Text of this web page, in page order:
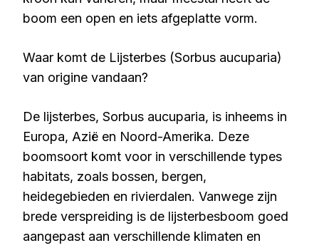
boom een open en iets afgeplatte vorm.
Waar komt de Lijsterbes (Sorbus aucuparia)
van origine vandaan?
De lijsterbes, Sorbus aucuparia, is inheems in
Europa, Azië en Noord-Amerika. Deze
boomsoort komt voor in verschillende types
habitats, zoals bossen, bergen,
heidegebieden en rivierdalen. Vanwege zijn
brede verspreiding is de lijsterbesboom goed
aangepast aan verschillende klimaten en